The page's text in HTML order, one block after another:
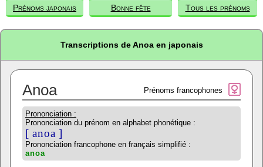
Prénoms japonais Bonne fête Tous les prénoms
Transcriptions de Anoa en japonais
Anoa Prénoms francophones
Prononciation :
Prononciation du prénom en alphabet phonétique :
[ anoa ]
Prononciation francophone en français simplifié :
anoa